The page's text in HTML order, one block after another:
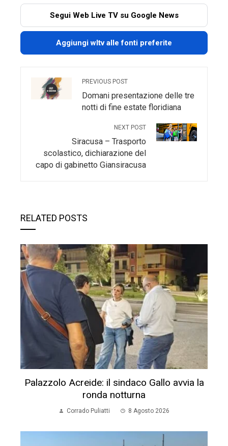
Segui Web Live TV su Google News
Aggiungi wltv alle fonti preferite
PREVIOUS POST
Domani presentazione delle tre
notti di fine estate floridiana
NEXT POST
Siracusa – Trasporto
scolastico, dichiarazione del
capo di gabinetto Giansiracusa
RELATED POSTS
Palazzolo Acreide: il sindaco Gallo avvia la
ronda notturna
Corrado Puliatti 8 Agosto 2026